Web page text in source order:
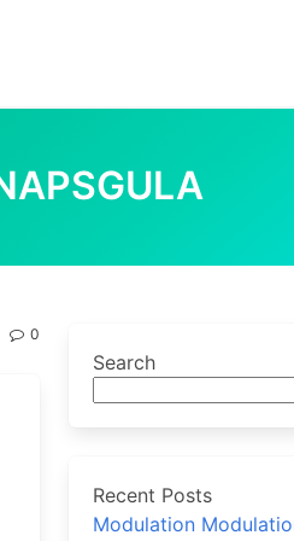
0
Search
Recent Posts
Modulation